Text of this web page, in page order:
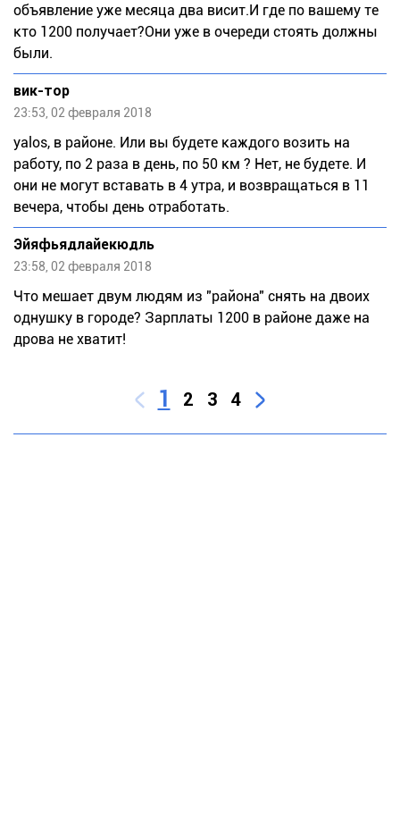
объявление уже месяца два висит.И где по вашему те
кто 1200 получает?Они уже в очереди стоять должны
были.
вик-тор
23:53, 02 февраля 2018
yalos, в районе. Или вы будете каждого возить на
работу, по 2 раза в день, по 50 км ? Нет, не будете. И
они не могут вставать в 4 утра, и возвращаться в 11
вечера, чтобы день отработать.
Эйяфьядлайекюдль
23:58, 02 февраля 2018
Что мешает двум людям из "района" снять на двоих
однушку в городе? Зарплаты 1200 в районе даже на
дрова не хватит!
1 2 3 4